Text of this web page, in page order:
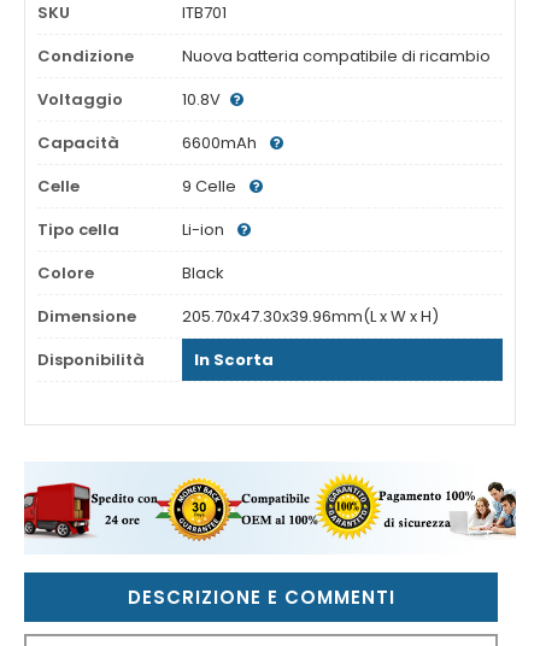
SKU
ITB701
Condizione
Nuova batteria compatibile di ricambio
Voltaggio
10.8V
Capacità
6600mAh
Celle
9 Celle
Tipo cella
Li-ion
Colore
Black
Dimensione
205.70x47.30x39.96mm(L x W x H)
Disponibilità
In Scorta
DESCRIZIONE E COMMENTI